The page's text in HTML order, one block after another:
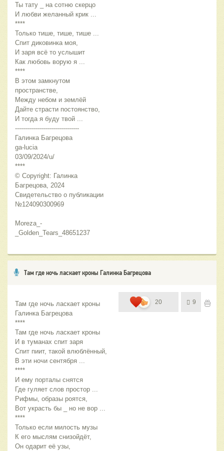
Ты тату _ на сотню скерцо
И любви желанный крик ...
****
Только тише, тише, тише ...
Спит диковинка моя,
И заря всё то услышит
Как любовь ворую я ...
****
В этом замкнутом
пространстве,
Между небом и землёй
Дайте страсти постоянство,
И тогда я буду твой ...
--------------------------------
Галинка Багрецова
ga-lucia
03/09/2024/u/
****
© Copyright: Галинка
Багрецова, 2024
Свидетельство о публикации
№124090300969
Moreza_-
_Golden_Tears_48651237
Там где ночь ласкает кроны Галинка Багрецова
Там где ночь ласкает кроны
Галинка Багрецова
****
Там где ночь ласкает кроны
И в туманах спит заря
Спит пиит, такой влюблённый,
В эти ночи сентября ...
****
И ему порталы снятся
Где гуляет слов простор ...
Рифмы, образы роятся,
Вот украсть бы _ но не вор ...
****
Только если милость музы
К его мыслям снизойдёт,
Он одарит её узы,
20 9